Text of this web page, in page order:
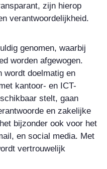
zijn hierop
verantwoordelijkheid.
genomen, waarbij
worden afgewogen.
wordt doelmatig en
kantoor- en ICT-
stelt, gaan
en zakelijke
bijzonder ook voor het
en social media. Met
vertrouwelijk